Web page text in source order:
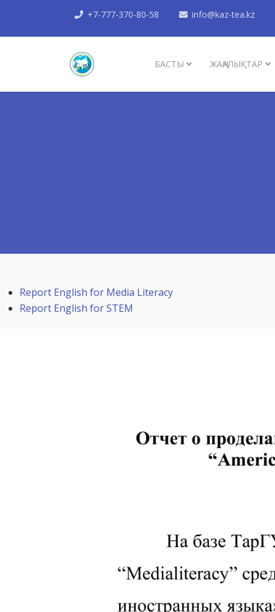
+7-777-370-80-58 info@kaz-tea.kz
БАСТЫ ЖАҢАЛЫҚТАР
Report English for Media Literacy
Report English for STEM